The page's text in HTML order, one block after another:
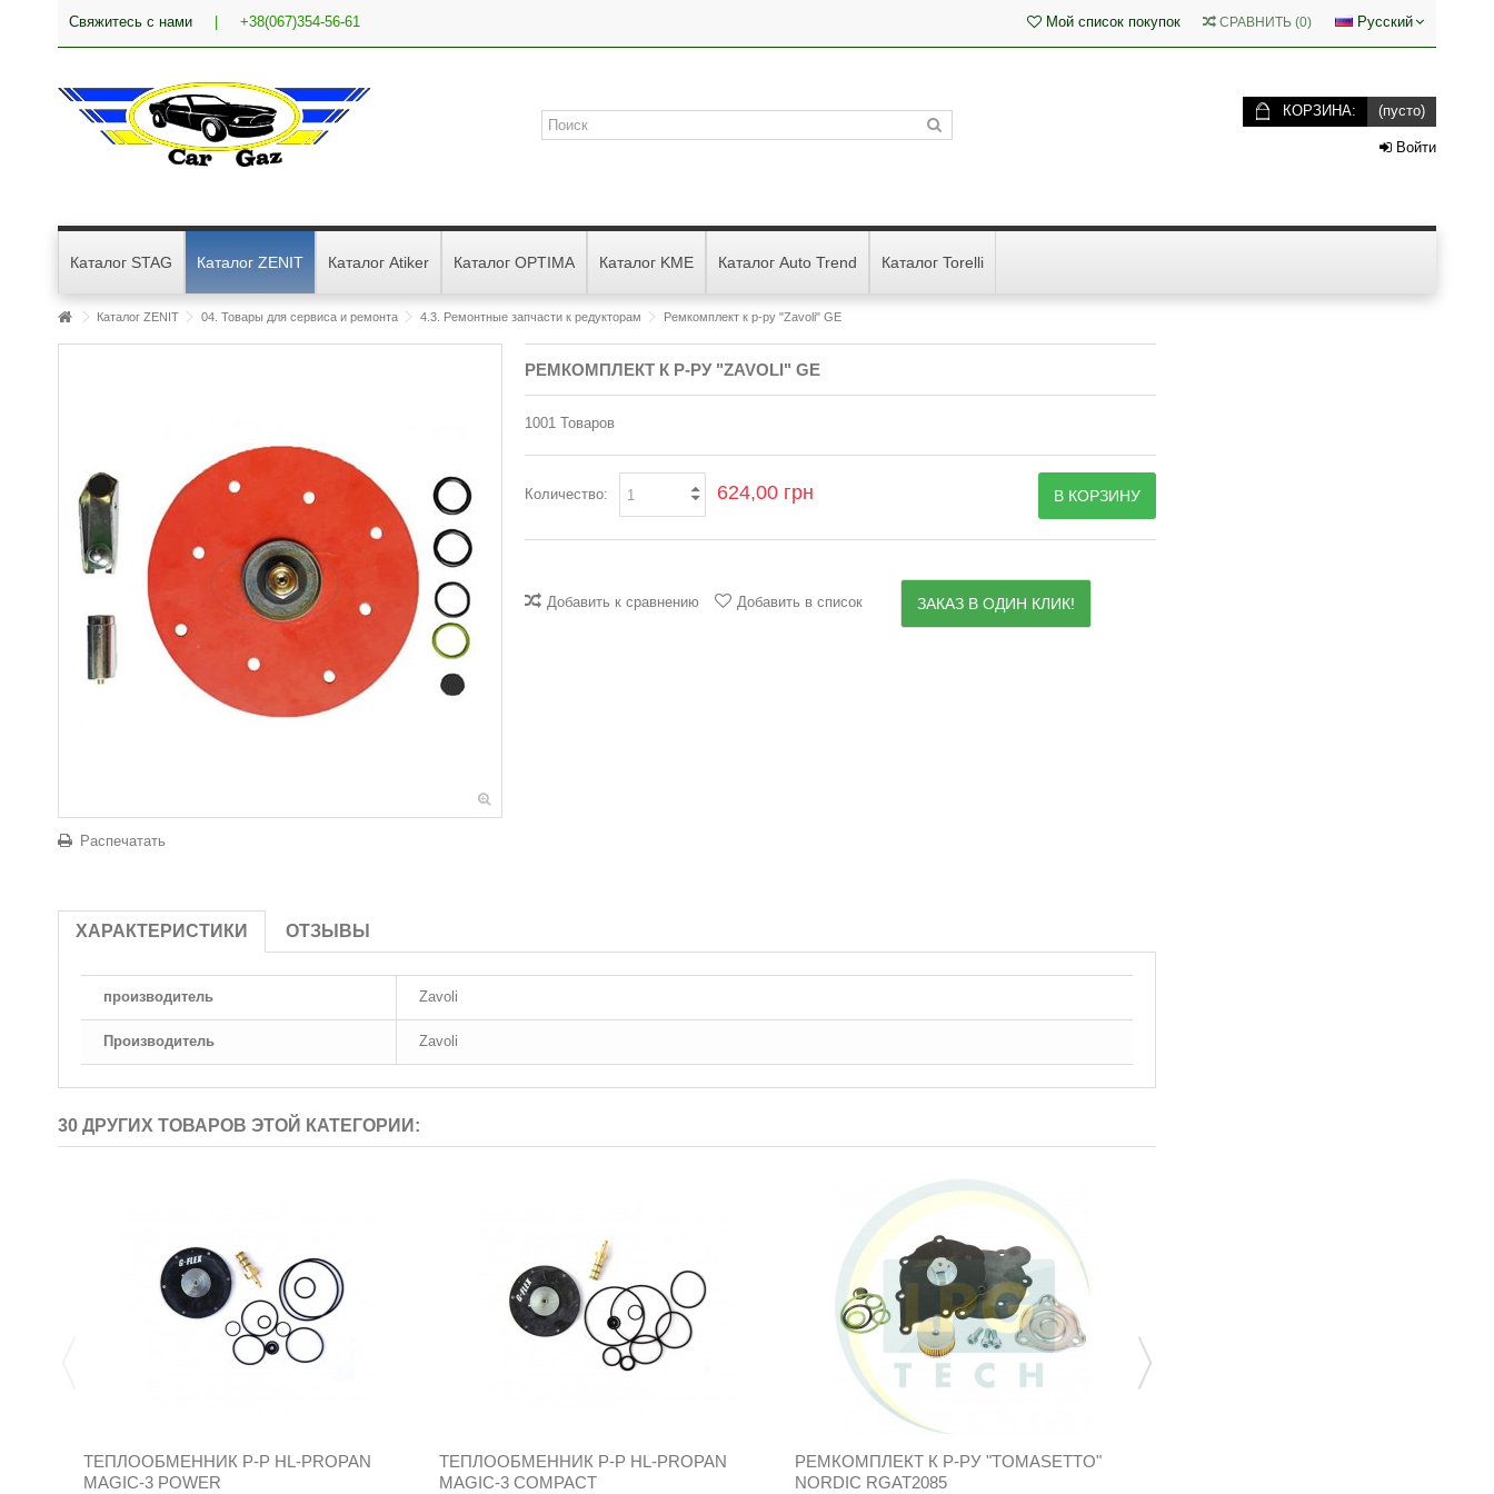
Русский
Свяжитесь с нами +38(067)354-56-61 СРАВНИТЬ (0)
Мой список покупок
КОРЗИНА: (пусто)
Войти
Каталог STAG Каталог ZENIT Каталог Atiker Каталог OPTIMA Каталог KME Каталог Auto Trend Каталог Torelli
Каталог ZENIT 04. Товары для сервиса и ремонта 4.3. Ремонтные запчасти к редукторам Ремкомплект к р-ру "Zavoli" GE
Распечатать
РЕМКОМПЛЕКТ К Р-РУ "ZAVOLI" GE
1001 Товаров
В КОРЗИНУ
Количество: 624,00 грн
Добавить к сравнению Добавить в список ЗАКАЗ В ОДИН КЛИК!
ХАРАКТЕРИСТИКИ ОТЗЫВЫ
производитель Zavoli
Производитель Zavoli
30 ДРУГИХ ТОВАРОВ ЭТОЙ КАТЕГОРИИ:
ТЕПЛООБМЕННИК Р-Р HL-PROPAN
MAGIC-3 POWER
ТЕПЛООБМЕННИК Р-Р HL-PROPAN
MAGIC-3 COMPACT
РЕМКОМПЛЕКТ К Р-РУ "TOMASETTO"
NORDIC RGAT2085